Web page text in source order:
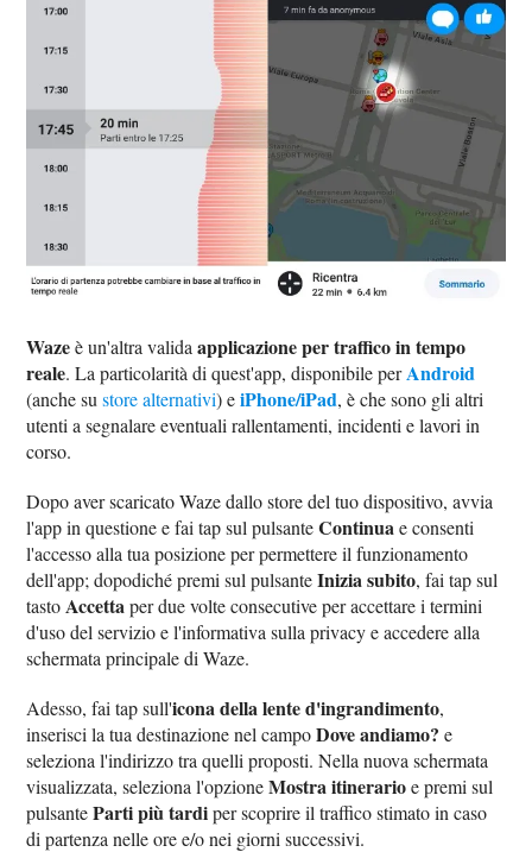
Wazeè un'altra validaapplicazione per traffico in tempo
reale. La particolarità di quest'app, disponibile perAndroid
(anche sustore alternativi) eiPhone/iPad, è che sono gli altri
utenti a segnalare eventuali rallentamenti, incidenti e lavori in
corso.
Dopo aver scaricato Waze dallo store del tuo dispositivo, avvia
l'app in questione e fai tap sul pulsanteContinuae consenti
l'accesso alla tua posizione per permettere il funzionamento
dell'app; dopodiché premi sul pulsanteInizia subito, fai tap sul
tasto Accettaper due volte consecutive per accettare i termini
d'uso del servizio e l'informativa sulla privacy e accedere alla
schermata principale di Waze.
Adesso, fai tap sull'icona della lente d'ingrandimento,
inserisci la tua destinazione nel campoDove andiamo? e
seleziona l'indirizzo tra quelli proposti. Nella nuova schermata
visualizzata, seleziona l'opzioneMostra itinerarioe premi sul
pulsanteParti più tardiper scoprire il traffico stimato in caso
di partenza nelle ore e/o nei giorni successivi.